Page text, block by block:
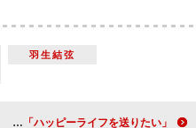
羽生結弦
あべこうじ＆高橋愛が結婚会見 「ハッピーライフを送りたい」